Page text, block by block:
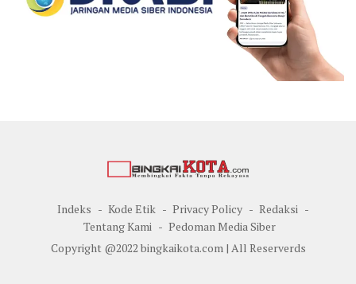
Indeks Kode Etik Privacy Policy
Redaksi
Tentang Kami
Pedoman Media Siber
Copyright @2022 bingkaikota.com | All Reserverds